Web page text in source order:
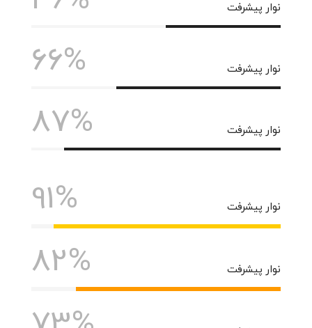
نوار پیشرفت
نوار پیشرفت 66%
نوار پیشرفت 87%
نوار پیشرفت 91%
نوار پیشرفت 82%